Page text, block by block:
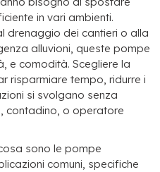
in vari ambienti.
drenaggio dei cantieri o alla
alluvioni, queste pompe
e comodità. Scegliere la
risparmiare tempo, ridurre i
si svolgano senza
contadino, o operatore
sono le pompe
comuni, specifiche